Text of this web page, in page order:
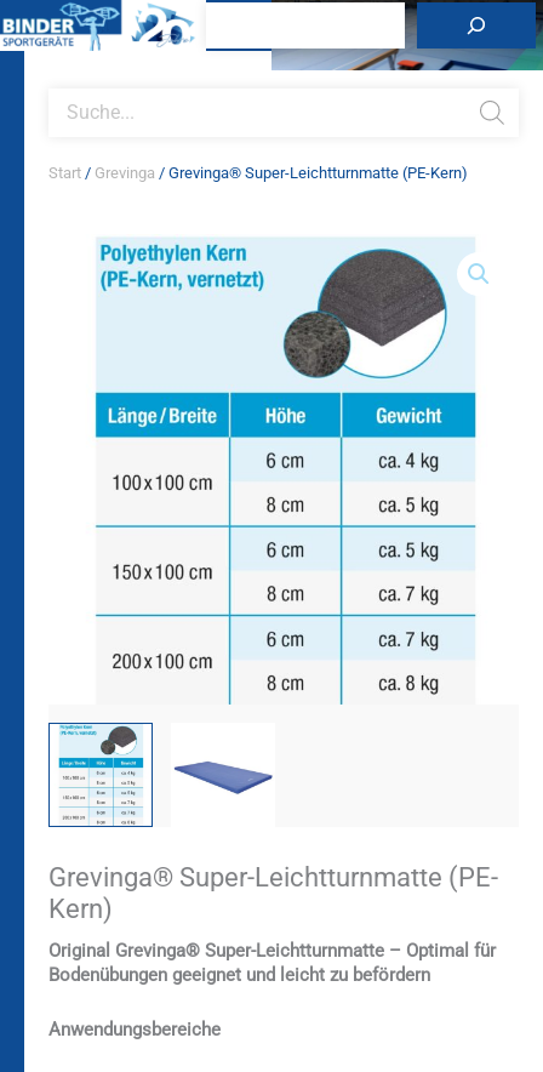
Inhalt
search
Start / Grevinga / Grevinga® Super-Leichtturnmatte (PE-Kern)
Grevinga® Super-Leichtturnmatte (PE-
Kern)
Original Grevinga® Super-Leichtturnmatte – Optimal für
Bodenübungen geeignet und leicht zu befördern
Anwendungsbereiche
Grevinga®
Leichtturnmatte